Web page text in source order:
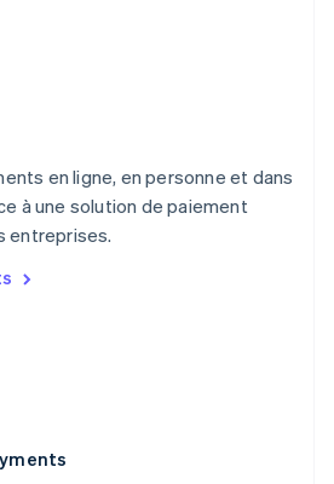
en ligne, en personne et dans
à une solution de paiement
entreprises.